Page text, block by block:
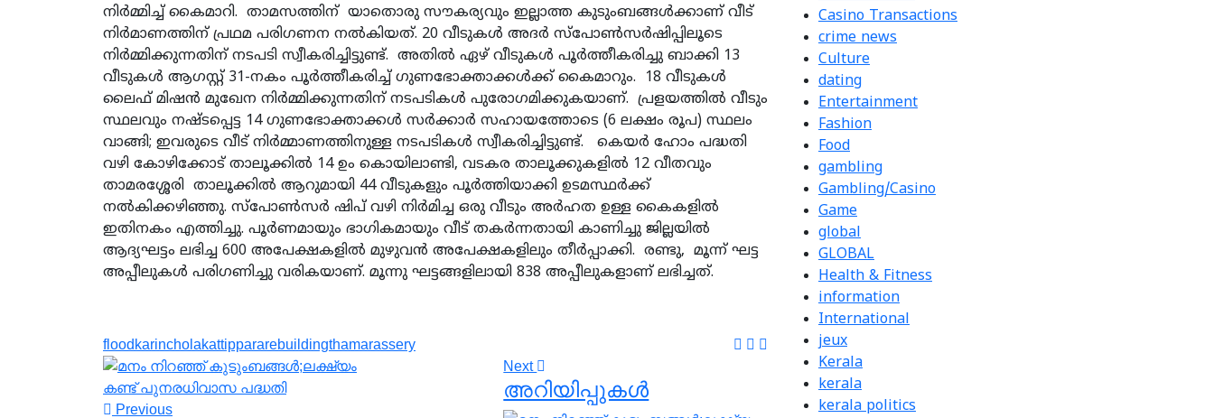
നിര്‍മ്മിച്ച് കൈമാറി. താമസത്തിന് യാതൊരു സൗകര്യവും ഇല്ലാത്ത കുടുംബങ്ങള്‍ക്കാണ് വീട്
നിര്‍മാണത്തിന് പ്രഥമ പരിഗണന നല്‍കിയത്. 20 വീടുകള്‍ അദര്‍ സ്‌പോണ്‍സര്‍ഷിപ്പിലൂടെ
നിര്‍മ്മിക്കുന്നതിന് നടപടി സ്വീകരിച്ചിട്ടുണ്ട്. അതില്‍ ഏഴ് വീടുകള്‍ പൂര്‍ത്തീകരിച്ചു ബാക്കി 13
വീടുകള്‍ ആഗസ്റ്റ് 31-നകം പൂര്‍ത്തീകരിച്ച് ഗുണഭോക്താക്കള്‍ക്ക് കൈമാറും. 18 വീടുകള്‍
ലൈഫ് മിഷന്‍ മുഖേന നിര്‍മ്മിക്കുന്നതിന് നടപടികള്‍ പുരോഗമിക്കുകയാണ്. പ്രളയത്തില്‍ വീടും
സ്ഥലവും നഷ്ടപ്പെട്ട 14 ഗുണഭോക്താക്കള്‍ സര്‍ക്കാര്‍ സഹായത്തോടെ (6 ലക്ഷം രൂപ) സ്ഥലം
വാങ്ങി; ഇവരുടെ വീട് നിര്‍മ്മാണത്തിനുള്ള നടപടികള്‍ സ്വീകരിച്ചിട്ടുണ്ട്. കെയര്‍ ഹോം പദ്ധതി
വഴി കോഴിക്കോട് താലൂക്കില്‍ 14 ഉം കൊയിലാണ്ടി, വടകര താലൂക്കുകളില്‍ 12 വീതവും
താമരശ്ശേരി താലൂക്കില്‍ ആറുമായി 44 വീടുകളും പൂര്‍ത്തിയാക്കി ഉടമസ്ഥര്‍ക്ക്
നല്‍കിക്കഴിഞ്ഞു. സ്പോണ്‍സര്‍ ഷിപ് വഴി നിര്‍മിച്ച ഒരു വീടും അര്‍ഹത ഉള്ള കൈകളില്‍
ഇതിനകം എത്തിച്ചു. പൂര്‍ണമായും ഭാഗികമായും വീട് തകര്‍ന്നതായി കാണിച്ചു ജില്ലയില്‍
ആദ്യഘട്ടം ലഭിച്ച 600 അപേക്ഷകളില്‍ മുഴുവന്‍ അപേക്ഷകളിലും തീര്‍പ്പാക്കി. രണ്ടു, മൂന്ന് ഘട്ട
അപ്പീലുകള്‍ പരിഗണിച്ചു വരികയാണ്. മൂന്നു ഘട്ടങ്ങളിലായി 838 അപ്പീലുകളാണ് ലഭിച്ചത്.
flood karincholakattippararebuildingthamarassery
Previous
Next
അറിയിപ്പുകള്‍
Casino Transactions
crime news
Culture
dating
Entertainment
Fashion
Food
gambling
Gambling/Casino
Game
global
GLOBAL
Health & Fitness
information
International
jeux
Kerala
kerala
kerala politics